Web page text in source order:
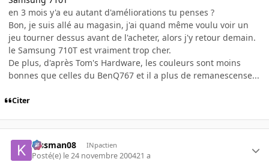
en 3 mois y'a eu autant d'améliorations tu penses ?
Bon, je suis allé au magasin, j'ai quand même voulu voir un
jeu tourner dessus avant de l'acheter, alors j'y retour demain.
le Samsung 710T est vraiment trop cher.
De plus, d'après Tom's Hardware, les couleurs sont moins
bonnes que celles du BenQ767 et il a plus de remanescense...
Citer
kissman08 INpactien
Posté(e) le 24 novembre 200421 a